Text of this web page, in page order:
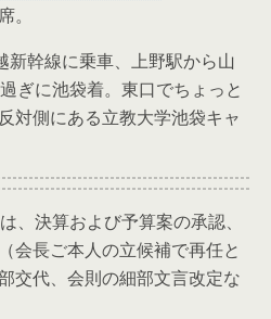
。
新幹線に乗車、上野駅から山
ぎに池袋着。東口でちょっと
対側にある立教大学池袋キャ
、決算および予算案の承認、
会長ご本人の立候補で再任と
交代、会則の細部文言改定な